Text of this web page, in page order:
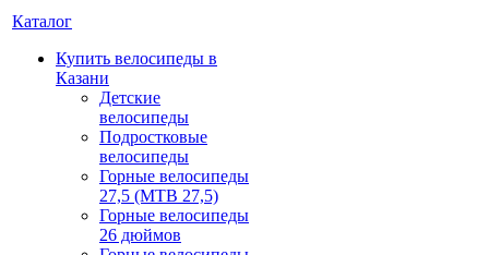
Каталог
Купить велосипеды в
Казани
Детские
велосипеды
Подростковые
велосипеды
Горные велосипеды
27,5 (MTB 27,5)
Горные велосипеды
26 дюймов